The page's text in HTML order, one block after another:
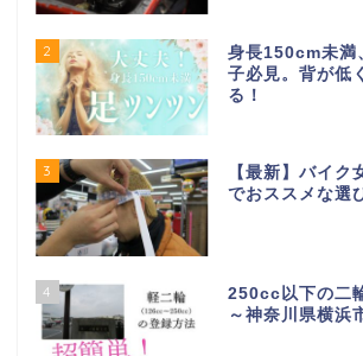
2
身長150cm未満
子必見。背が低
る！
3
【最新】バイク
でおススメな選
4
250cc以下の二
～神奈川県横浜